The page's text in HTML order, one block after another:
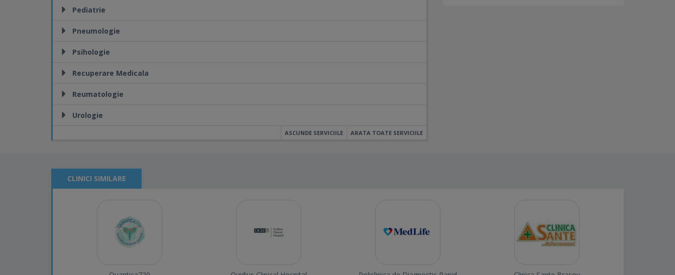
Pediatrie
Pneumologie
Psihologie
Recuperare Medicala
Reumatologie
Urologie
ARATA TOATE SERVICIILE
ASCUNDE SERVICIILE
CLINICI SIMILARE